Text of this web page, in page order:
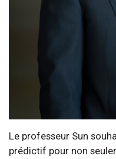
Le professeur Sun
prédictif pour non